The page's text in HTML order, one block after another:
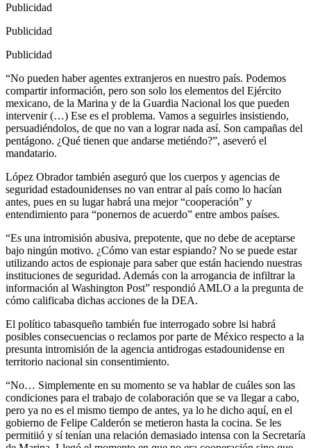
Publicidad
Publicidad
Publicidad
“No pueden haber agentes extranjeros en nuestro país. Podemos
compartir información, pero son solo los elementos del Ejército
mexicano, de la Marina y de la Guardia Nacional los que pueden
intervenir (…) Ese es el problema. Vamos a seguirles insistiendo,
persuadiéndolos, de que no van a lograr nada así. Son campañas del
pentágono. ¿Qué tienen que andarse metiéndo?”, aseveró el
mandatario.
López Obrador también aseguró que los cuerpos y agencias de
seguridad estadounidenses no van entrar al país como lo hacían
antes, pues en su lugar habrá una mejor “cooperación” y
entendimiento para “ponernos de acuerdo” entre ambos países.
“Es una intromisión abusiva, prepotente, que no debe de aceptarse
bajo ningún motivo. ¿Cómo van estar espiando? No se puede estar
utilizando actos de espionaje para saber que están haciendo nuestras
instituciones de seguridad. Además con la arrogancia de infiltrar la
información al Washington Post” respondió AMLO a la pregunta de
cómo calificaba dichas acciones de la DEA.
El político tabasqueño también fue interrogado sobre lsi habrá
posibles consecuencias o reclamos por parte de México respecto a la
presunta intromisión de la agencia antidrogas estadounidense en
territorio nacional sin consentimiento.
“No… Simplemente en su momento se va hablar de cuáles son las
condiciones para el trabajo de colaboración que se va llegar a cabo,
pero ya no es el mismo tiempo de antes, ya lo he dicho aquí, en el
gobierno de Felipe Calderón se metieron hasta la cocina. Se les
permitiió y sí tenían una relación demasiado intensa con la Secretaría